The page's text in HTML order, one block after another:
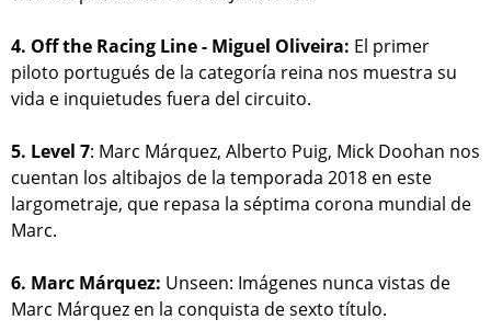
4. Off the Racing Line - Miguel Oliveira: El primer
piloto portugués de la categoría reina nos muestra su
vida e inquietudes fuera del circuito.
5. Level 7: Marc Márquez, Alberto Puig, Mick Doohan nos
cuentan los altibajos de la temporada 2018 en este
largometraje, que repasa la séptima corona mundial de
Marc.
6. Marc Márquez: Unseen: Imágenes nunca vistas de
Marc Márquez en la conquista de sexto título.